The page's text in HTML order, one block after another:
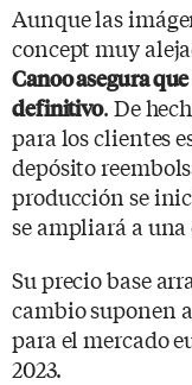
Aunque las
concept muy
Canoo asegura
definitivo. De
para los clientes
depósito
producción se
se ampliará a una
Su precio base
cambio suponen
para el mercado
2023.